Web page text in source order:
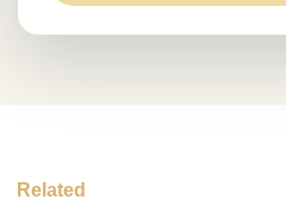
Related